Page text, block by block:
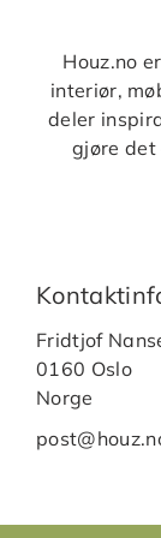
Houz.no
interiør,
deler
gjøre det
Fridtjof
0160 Oslo
Norge